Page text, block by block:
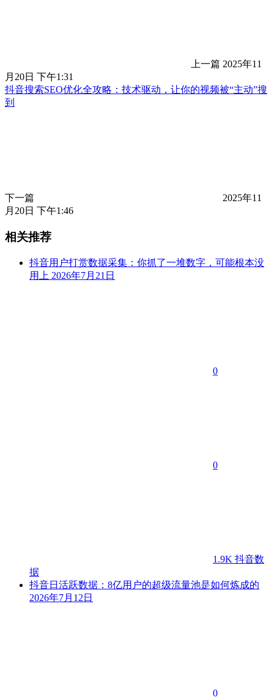
上一篇 2025年11
月20日 下午1:31
抖音搜索SEO优化全攻略：技术驱动，让你的视频被“主动”搜
到
下一篇
2025年11
月20日 下午1:46
相关推荐
抖音用户打赏数据采集：你抓了一堆数字，可能根本没
用上 2026年7月21日
0
0
1.9K 抖音数
据
抖音日活跃数据：8亿用户的超级流量池是如何炼成的
2026年7月12日
0